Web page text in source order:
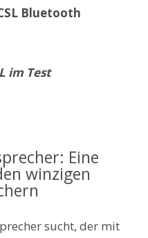
Bluetooth
im Test
Eine
winzigen
sucht, der mit